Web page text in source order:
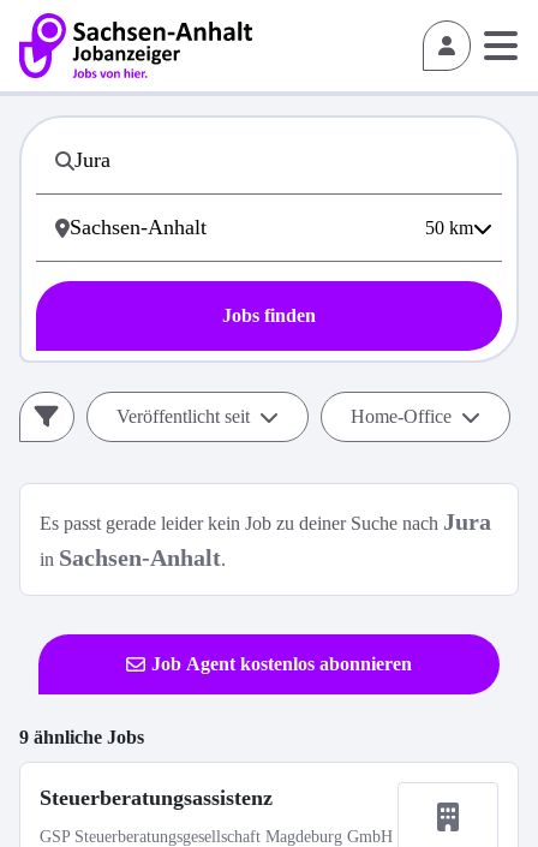
50 km
Jobs finden
Veröffentlicht seit Home-Office
Es passt gerade leider kein Job zu deiner Suche nach Jura
in Sachsen-Anhalt.
Job Agent kostenlos abonnieren
9 ähnliche Jobs
Steuerberatungsassistenz
GSP Steuerberatungsgesellschaft Magdeburg GmbH